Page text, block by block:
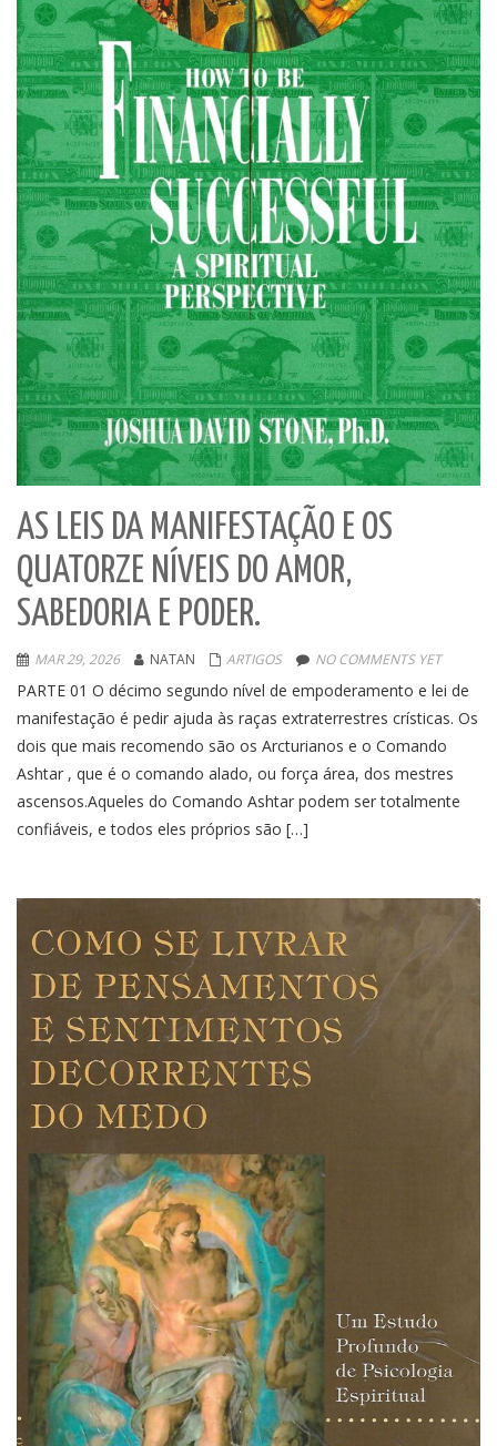
AS LEIS DA MANIFESTAÇÃO E OS
QUATORZE NÍVEIS DO AMOR,
SABEDORIA E PODER.
MAR 29, 2026 NATAN ARTIGOS NO COMMENTS YET
PARTE 01 O décimo segundo nível de empoderamento e lei de
manifestação é pedir ajuda às raças extraterrestres crísticas. Os
dois que mais recomendo são os Arcturianos e o Comando
Ashtar , que é o comando alado, ou força área, dos mestres
ascensos.Aqueles do Comando Ashtar podem ser totalmente
confiáveis, e todos eles próprios são […]